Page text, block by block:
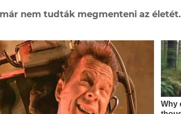
nem tudták megmenteni az életét.